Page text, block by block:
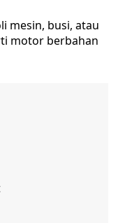
mesin, busi, atau
motor berbahan